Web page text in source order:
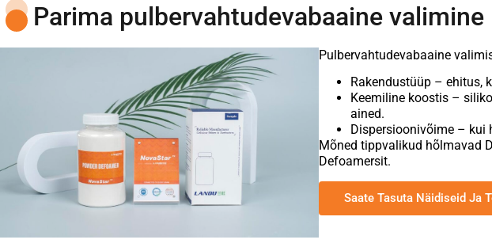
Parima pulbervahtudevabaaine valimine
Pulbervahtudevabaaine
Rakendustüüp – ehitus,
Keemiline koostis –
ained.
Dispersioonivõime – kui
Mõned tippvalikud hõlmavad
Defoamersit.
Saate Tasuta Näidiseid Ja